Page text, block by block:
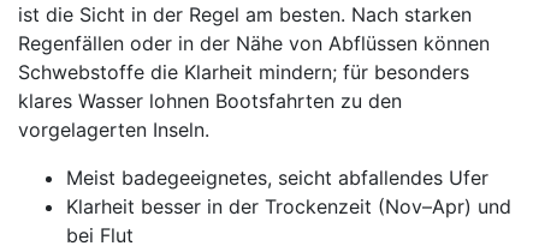
ist die Sicht in der Regel am besten. Nach starken
Regenfällen oder in der Nähe von Abflüssen können
Schwebstoffe die Klarheit mindern; für besonders
klares Wasser lohnen Bootsfahrten zu den
vorgelagerten Inseln.
Meist badegeeignetes, seicht abfallendes Ufer
Klarheit besser in der Trockenzeit (Nov–Apr) und
bei Flut